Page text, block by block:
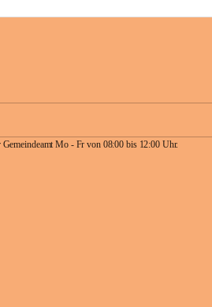
Mo - Fr von 08:00 bis 12:00 Uhr.